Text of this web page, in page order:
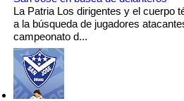
La Patria Los dirigentes y el cuerpo
a la búsqueda de jugadores
campeonato d...